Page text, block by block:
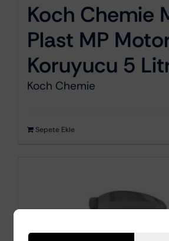
Koch Chemie
Plast MP
Koruyucu 5
Koch Chemie
Sepete Ekle